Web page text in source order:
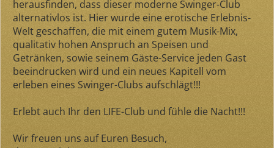
herausfinden, dass dieser moderne Swinger-Club
alternativlos ist. Hier wurde eine erotische Erlebnis-
Welt geschaffen, die mit einem gutem Musik-Mix,
qualitativ hohen Anspruch an Speisen und
Getränken, sowie seinem Gäste-Service jeden Gast
beeindrucken wird und ein neues Kapitell vom
erleben eines Swinger-Clubs aufschlägt!!!
Erlebt auch Ihr den LIFE-Club und fühle die Nacht!!!
Wir freuen uns auf Euren Besuch,